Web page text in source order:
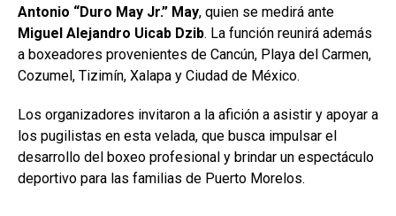
Antonio “Duro May Jr.” May, quien se medirá ante
Miguel Alejandro Uicab Dzib. La función reunirá además
a boxeadores provenientes de Cancún, Playa del Carmen,
Cozumel, Tizimín, Xalapa y Ciudad de México.
Los organizadores invitaron a la afición a asistir y apoyar a
los pugilistas en esta velada, que busca impulsar el
desarrollo del boxeo profesional y brindar un espectáculo
deportivo para las familias de Puerto Morelos.